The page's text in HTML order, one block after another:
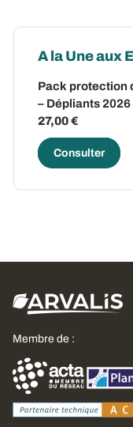
A la Une aux
Pack protection
– Dépliants 2026
27,00 €
Consulter
Membre de :